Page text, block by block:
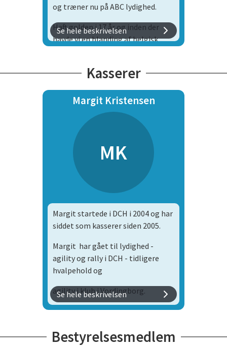
og træner nu på ABC lydighed.
Haft golden i 17 år og inden der
havde vi en blanding af belgisk
Se hele beskrivelsen
Kasserer
Margit Kristensen
MK
Margit startede i DCH i 2004 og har
siddet som kasserer siden 2005.
Margit har gået til lydighed -
agility og rally i DCH - tidligere
hvalpehold og
agility i klub i Vordingborg.
og mobil: 40 35 15 61
Se hele beskrivelsen
Bestyrelsesmedlem